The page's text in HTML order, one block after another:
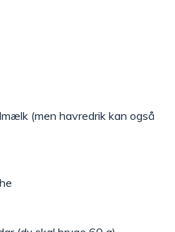
(men havredrik kan også